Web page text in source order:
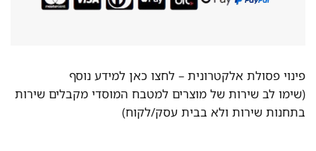
פינוי פסולת אלקטרונית –לחצו כאן למידע נוסף
(שימו לב שירות של מוצרים למטבח המוסדי מקבלים שירות
בתחנות שירות ולא בבית עסק/לקוח)